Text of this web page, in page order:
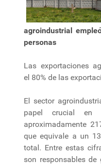
agroindustrial
personas
Las exportaciones
el 80% de las
El sector
papel crucial en
aproximadamente
que equivale a un
total. Entre estas
son responsables de